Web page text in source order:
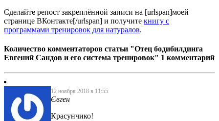
Сделайте репост закреплённой записи на [urlspan]моей
странице ВКонтакте[/urlspan] и получите книгу с
программами тренировок для натуралов.
Количество комментаторов статьи "Отец бодибилдинга
Евгений Сандов и его система тренировок" 1 комментарий
12 ноября 2018 в 11:55
Євген
Красунчико!